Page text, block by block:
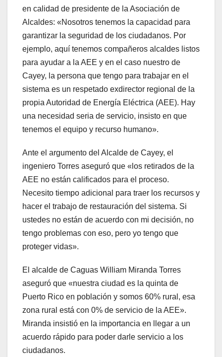
en calidad de presidente de la Asociación de
Alcaldes: «Nosotros tenemos la capacidad para
garantizar la seguridad de los ciudadanos. Por
ejemplo, aquí tenemos compañeros alcaldes listos
para ayudar a la AEE y en el caso nuestro de
Cayey, la persona que tengo para trabajar en el
sistema es un respetado exdirector regional de la
propia Autoridad de Energía Eléctrica (AEE). Hay
una necesidad seria de servicio, insisto en que
tenemos el equipo y recurso humano».
Ante el argumento del Alcalde de Cayey, el
ingeniero Torres aseguró que «los retirados de la
AEE no están calificados para el proceso.
Necesito tiempo adicional para traer los recursos y
hacer el trabajo de restauración del sistema. Si
ustedes no están de acuerdo con mi decisión, no
tengo problemas con eso, pero yo tengo que
proteger vidas».
El alcalde de Caguas William Miranda Torres
aseguró que «nuestra ciudad es la quinta de
Puerto Rico en población y somos 60% rural, esa
zona rural está con 0% de servicio de la AEE».
Miranda insistió en la importancia en llegar a un
acuerdo rápido para poder darle servicio a los
ciudadanos.